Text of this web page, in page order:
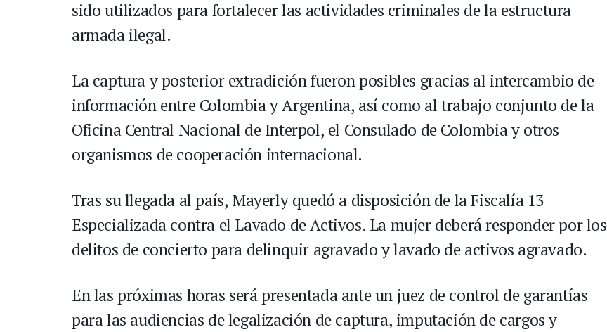
sido utilizados para fortalecer las actividades criminales de la estructura
armada ilegal.
La captura y posterior extradición fueron posibles gracias al intercambio de
información entre Colombia y Argentina, así como al trabajo conjunto de la
Oficina Central Nacional de Interpol, el Consulado de Colombia y otros
organismos de cooperación internacional.
Tras su llegada al país, Mayerly quedó a disposición de la Fiscalía 13
Especializada contra el Lavado de Activos. La mujer deberá responder por los
delitos de concierto para delinquir agravado y lavado de activos agravado.
En las próximas horas será presentada ante un juez de control de garantías
para las audiencias de legalización de captura, imputación de cargos y